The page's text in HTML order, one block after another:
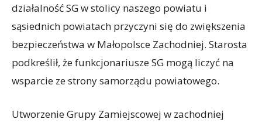
działalność SG w stolicy naszego powiatu i
sąsiednich powiatach przyczyni się do zwiększenia
bezpieczeństwa w Małopolsce Zachodniej. Starosta
podkreślił, że funkcjonariusze SG mogą liczyć na
wsparcie ze strony samorządu powiatowego.
Utworzenie Grupy Zamiejscowej w zachodniej